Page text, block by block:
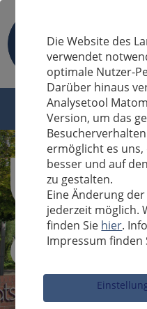
Sucheingabe
Die Website des
verwendet
optimale Nutzer-
Darüber hinaus
Analysetool
Version, um das
ermöglicht es
besser und auf
zu gestalten.
Eine Änderung
jederzeit möglich.
finden Sie hier.
Impressum finden